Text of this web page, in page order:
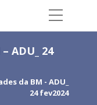
ADU_ 24
da BM - ADU_
24 fev2024